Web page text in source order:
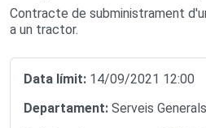
Contracte de subministrament
a un tractor.
Data límit: 14/09/2021 12:00
Departament: Serveis Generals